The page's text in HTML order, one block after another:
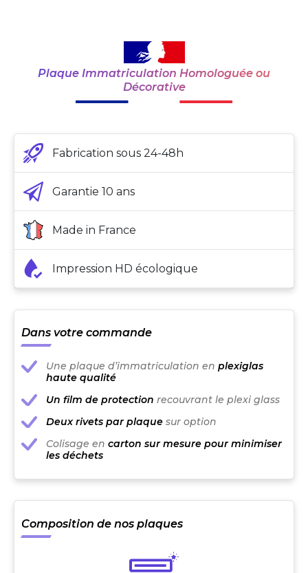
Plaque Immatriculation Homologuée ou
Décorative
Fabrication sous 24-48h
Garantie 10 ans
Made in France
Impression HD écologique
Dans votre commande
Une plaque d’immatriculation en plexiglas
haute qualité
Un film de protection recouvrant le plexi glass
Deux rivets par plaque sur option
Colisage en carton sur mesure pour minimiser
les déchets
Composition de nos plaques